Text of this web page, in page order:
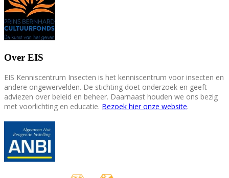
Over EIS
EIS Kenniscentrum Insecten is het kenniscentrum voor insecten en
andere ongewervelden. De stichting doet onderzoek en geeft
adviezen over beleid en beheer. Daarnaast houden we ons bezig
met voorlichting en educatie. Bezoek hier onze website.